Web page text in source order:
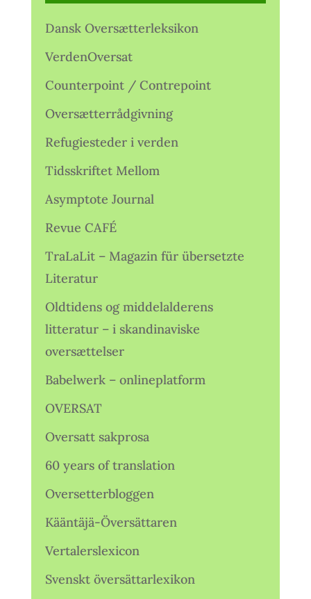
Dansk Oversætterleksikon
VerdenOversat
Counterpoint / Contrepoint
Oversætterrådgivning
Refugiesteder i verden
Tidsskriftet Mellom
Asymptote Journal
Revue CAFÉ
TraLaLit – Magazin für übersetzte
Literatur
Oldtidens og middelalderens
litteratur – i skandinaviske
oversættelser
Babelwerk – onlineplatform
OVERSAT
Oversatt sakprosa
60 years of translation
Oversetterbloggen
Kääntäjä-Översättaren
Vertalerslexicon
Svenskt översättarlexikon